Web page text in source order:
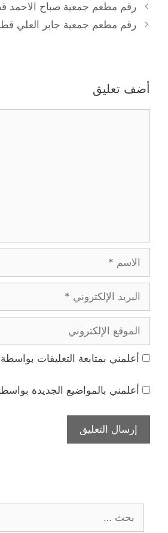
رقم مطعم جمعية صباح الاحمد
رقم مطعم جمعية جابر العلي
أضف تعليق
الإلكتروني
الإلكتروني
أعلمني بمتابعة التعليقات بواسطة
أعلمني بالمواضيع الجديدة
عن: